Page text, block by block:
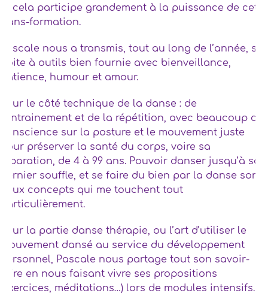
et cela participe grandement à la puissance de cette
trans-formation.
Pascale nous a transmis, tout au long de l’année, sa
boite à outils bien fournie avec bienveillance,
patience, humour et amour.
Pour le côté technique de la danse : de
l’entrainement et de la répétition, avec beaucoup de
conscience sur la posture et le mouvement juste
pour préserver la santé du corps, voire sa
réparation, de 4 à 99 ans. Pouvoir danser jusqu’à son
dernier souffle, et se faire du bien par la danse sont
deux concepts qui me touchent tout
particulièrement.
Pour la partie danse thérapie, ou l’art d’utiliser le
mouvement dansé au service du développement
personnel, Pascale nous partage tout son savoir-
faire en nous faisant vivre ses propositions
(exercices, méditations…) lors de modules intensifs.